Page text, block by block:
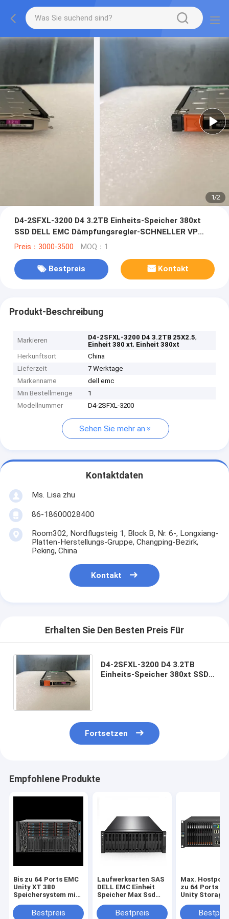
1/2
D4-2SFXL-3200 D4 3.2TB Einheits-Speicher 380xt
SSD DELL EMC Dämpfungsregler-SCHNELLER VP
25X2.5
Preis：3000-3500 MOQ：1
Bestpreis Kontakt
Produkt-Beschreibung
Markieren D4-2SFXL-3200 D4 3.2TB 25X2.5,
Einheit 380 xt, Einheit 380xt
Herkunftsort
China
Lieferzeit
7 Werktage
Markenname
dell emc
Min Bestellmenge
1
Modellnummer
D4-2SFXL-3200
Sehen Sie mehr an
Kontaktdaten
Ms. Lisa zhu
86-18600028400
Room302, Nordflugsteig 1, Block B, Nr. 6-, Longxiang-
Platten-Herstellungs-Gruppe, Changping-Bezirk,
Peking, China
Kontakt
Erhalten Sie Den Besten Preis Für
D4-2SFXL-3200 D4 3.2TB
Einheits-Speicher 380xt SSD
Fortsetzen
Empfohlene Produkte
Bis zu 64 Ports EMC
Unity XT 380
Speichersystem mit
API Management-
Bestpreis
Laufwerksarten SAS
DELL EMC Einheit
Speicher Max Ssd
Maxhostports Bis zu
Bestpreis
Max.
zu 64 Ports
Unity Storage
bietet